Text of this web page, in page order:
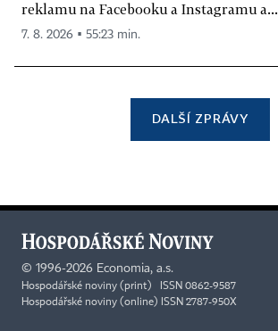
reklamu na Facebooku a Instagramu a...
7. 8. 2026 ▪ 55:23 min.
DALŠÍ ZPRÁVY
© 1996-2026 Economia, a.s.
Hospodářské noviny (print) ISSN 0862-9587
Hospodářské noviny (online) ISSN 2787-950X